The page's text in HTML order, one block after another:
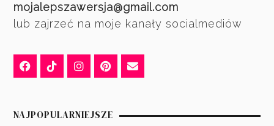
mojalepszawersja@gmail.com
lub zajrzeć na moje kanały socialmediów
NAJPOPULARNIEJSZE